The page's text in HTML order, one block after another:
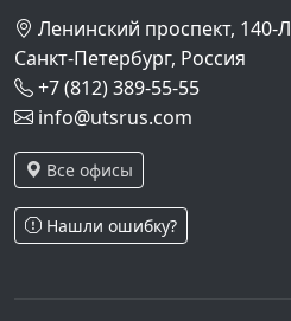
Ленинский проспект, 140-Л
Санкт-Петербург, Россия
+7 (812) 389-55-55
info@utsrus.com
Все офисы
Нашли ошибку?